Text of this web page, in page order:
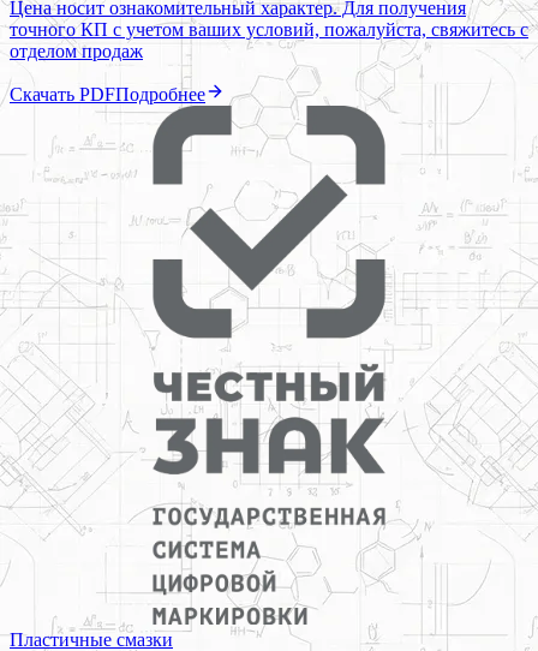
Цена носит ознакомительный характер. Для получения
точного КП с учетом ваших условий, пожалуйста, свяжитесь с
отделом продаж
Скачать PDFПодробнее
Пластичные смазки